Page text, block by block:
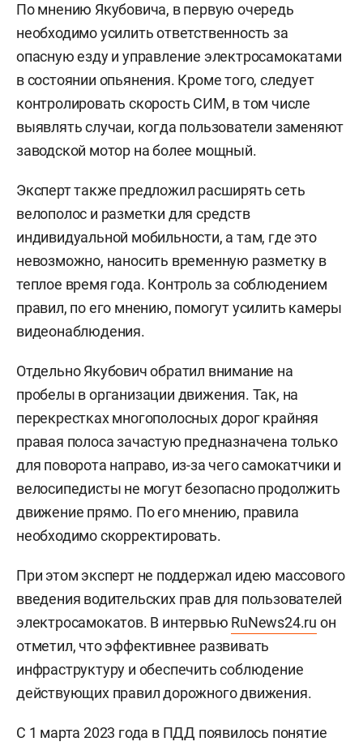
По мнению Якубовича, в первую очередь
необходимо усилить ответственность за
опасную езду и управление электросамокатами
в состоянии опьянения. Кроме того, следует
контролировать скорость СИМ, в том числе
выявлять случаи, когда пользователи заменяют
заводской мотор на более мощный.
Эксперт также предложил расширять сеть
велополос и разметки для средств
индивидуальной мобильности, а там, где это
невозможно, наносить временную разметку в
теплое время года. Контроль за соблюдением
правил, по его мнению, помогут усилить камеры
видеонаблюдения.
Отдельно Якубович обратил внимание на
пробелы в организации движения. Так, на
перекрестках многополосных дорог крайняя
правая полоса зачастую предназначена только
для поворота направо, из-за чего самокатчики и
велосипедисты не могут безопасно продолжить
движение прямо. По его мнению, правила
необходимо скорректировать.
При этом эксперт не поддержал идею массового
введения водительских прав для пользователей
электросамокатов. В интервью RuNews24.ru он
отметил, что эффективнее развивать
инфраструктуру и обеспечить соблюдение
действующих правил дорожного движения.
С 1 марта 2023 года в ПДД появилось понятие